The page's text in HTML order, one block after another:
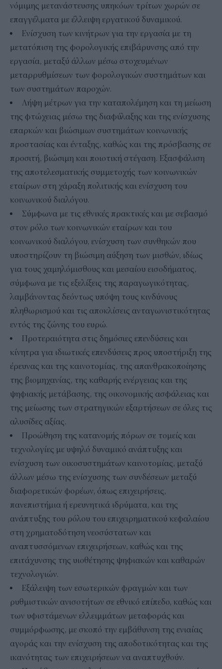
νόμιμης μετανάστευσης υπηκόων τρίτων χωρών σε
επαγγέλματα με έλλειψη εργατικού δυναμικού.
Ενίσχυση των κινήτρων για την εργασία με τη
μετατόπιση της φορολογικής επιβάρυνσης από την
εργασία, μεταξύ άλλων μέσω στοχευμένων
μεταρρυθμίσεων των φορολογικών συστημάτων και
των συστημάτων παροχών.
Λήψη μέτρων για την καταπολέμηση και τη μείωση
της φτώχειας μέσω της διαφύλαξης και της ενίσχυσης
επαρκών και βιώσιμων συστημάτων κοινωνικής
προστασίας και ένταξης, καθώς και της πρόσβασης σε
προσιτή, βιώσιμη και ποιοτική στέγαση. Εξασφάλιση
της αποτελεσματικής συμμετοχής των κοινωνικών
εταίρων στη χάραξη πολιτικής και ενίσχυση του
κοινωνικού διαλόγου.
Σύμφωνα με τις εθνικές πρακτικές και με σεβασμό
στον ρόλο των κοινωνικών εταίρων και του
κοινωνικού διαλόγου, ενίσχυση των συνθηκών που
υποστηρίζουν τη βιώσιμη αύξηση των μισθών, ιδίως
για τους χαμηλόμισθους και μεσαίου εισοδήματος,
σύμφωνα με τις εξελίξεις της παραγωγικότητας,
λαμβάνοντας δεόντως υπόψη τους κινδύνους
πληθωρισμού και τις αποκλίσεις ανταγωνιστικότητας
εντός της ζώνης του ευρώ.
Προτεραιότητα στις δημόσιες επενδύσεις και
κίνητρα για ιδιωτικές επενδύσεις προς υποστήριξη της
έρευνας και της καινοτομίας, της απανθρακοποίησης
της βιομηχανίας, της καθαρής ενέργειας και της
ψηφιακής μετάβασης, της οικονομικής ασφάλειας και
της μείωσης των στρατηγικών εξαρτήσεων σε όλες τις
αλυσίδες αξίας.
Προώθηση της κατανομής πόρων σε τομείς και
τεχνολογίες με υψηλό δυναμικό ανάπτυξης και
ενίσχυση των οικοσυστημάτων καινοτομίας, μεταξύ
άλλων μέσω της ενίσχυσης των συνδέσεων μεταξύ
διαφορετικών φορέων, όπως επιχειρήσεις,
πανεπιστήμια ή ερευνητικά ιδρύματα, και της
ανάπτυξης του ρόλου του επιχειρηματικού κεφαλαίου
στη χρηματοδότηση νεοσύστατων και
αναπτυσσόμενων επιχειρήσεων, καθώς και της
επιτάχυνσης της υιοθέτησης ψηφιακών και καθαρών
τεχνολογιών.
Εξάλειψη των εσωτερικών φραγμών και των
ρυθμιστικών ανισοτήτων σε εθνικό επίπεδο, καθώς και
των υφιστάμενων ελλειμμάτων μεταφοράς και
συμμόρφωσης, με σκοπό την εμβάθυνση της ενιαίας
αγοράς και την ενίσχυση της αποδοτικότητας και της
ικανότητας των επιχειρήσεων να αναπτυχθούν.